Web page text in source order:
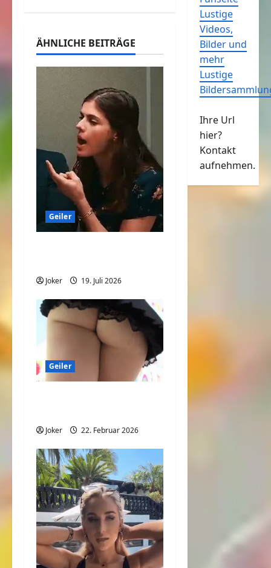
ÄHNLICHE BEITRÄGE
Geiler
Joker 19. Juli 2026
Geiler
Joker 22. Februar 2026
Lustige
Videos,
Bilder und
mehr
Lustige
Ihre Url
hier?
Kontakt
aufnehmen.